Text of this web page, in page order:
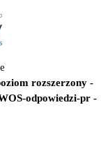
rozszerzony -
odpowiedzi-pr -